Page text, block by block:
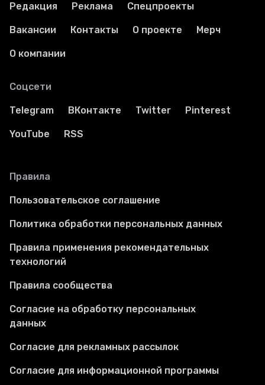
Редакция Реклама Спецпроекты
Вакансии Контакты О проекте Мерч
О компании
Соцсети
Telegram ВКонтакте Twitter Pinterest
YouTube RSS
Правила
Пользовательское соглашение
Политика обработки персональных данных
Правила применения рекомендательных
технологий
Правила сообщества
Согласие на обработку персональных
данных
Согласие для рекламных рассылок
Согласие для информационной программы